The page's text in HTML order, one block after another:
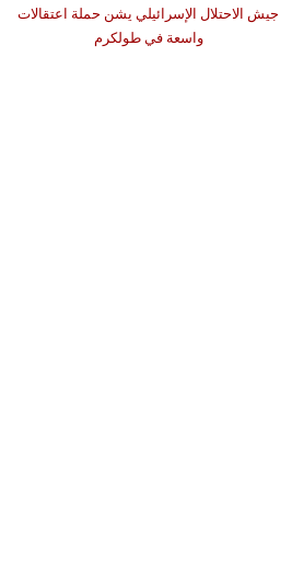
جيش الاحتلال الإسرائيلي يشن حملة اعتقالات
واسعة في طولكرم